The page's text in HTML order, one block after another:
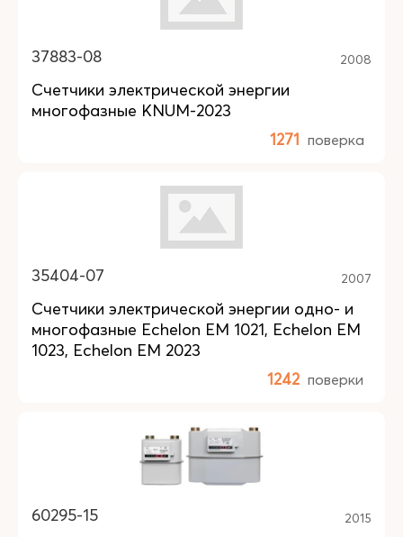
37883-08 2008
Счетчики электрической энергии
многофазные KNUM-2023
1271 поверка
35404-07 2007
Счетчики электрической энергии одно- и
многофазные Echelon EM 1021, Echelon EM
1023, Echelon EM 2023
1242 поверки
60295-15 2015